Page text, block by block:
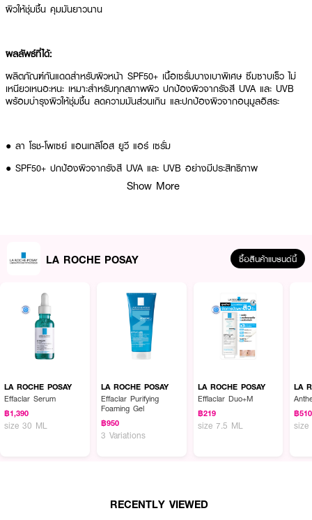
ผิวให้ชุ่มชื้น คุมมันยาวนาน
ผลลัพธ์ที่ได้:
ผลิตภัณฑ์กันแดดสำหรับผิวหน้า SPF50+ เนื้อเซรั่มบางเบาพิเศษ ซึมซาบเร็ว ไม่
เหนียวเหนอะหนะ เหมาะสำหรับทุกสภาพผิว ปกป้องผิวจากรังสี UVA และ UVB
พร้อมบำรุงผิวให้ชุ่มชื้น ลดความมันส่วนเกิน และปกป้องผิวจากอนุมูลอิสระ
● ลา โรช-โพเซย์ แอนเทลิโอส ยูวี แอร์ เซรั่ม
● SPF50+ ปกป้องผิวจากรังสี UVA และ UVB อย่างมีประสิทธิภาพ
● เนื้อเซรั่มบางเบาพิเศษ ซึมซาบเร็ว ไม่เหนียวเหนอะหนะ
● Vitamin E ปกป้องผิวจากอนุมูลอิสระ
แนวโน้มระคายเคืองง่าย
● ควบคุมความมันส่วนเกินได้นานถึง 16 ชั่วโมง
● FDA Registration no. 10-2-6800025135
● ปริมาณ - 50 มิลลิลิตร
How to Use:
● ทาบริเวณใบหน้าและลำคอ ก่อนออกแดด 15-20 นาที
Show More
LA ROCHE POSAY ซื้อสินค้าแบรนด์นี้
LA ROCHE POSAY
Effaclar Serum
฿1,390
size 30 ML
LA ROCHE POSAY
Effaclar Purifying
Foaming Gel
฿950
3 Variations
LA ROCHE POSAY
Efflaclar Duo+M
฿219
size 7.5 ML
LA
฿510
size
RECENTLY VIEWED